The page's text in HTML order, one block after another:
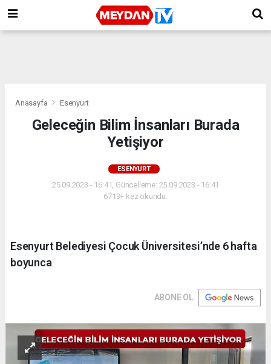
Anasayfa Esenyurt
Geleceğin Bilim İnsanları Burada
Yetişiyor
ESENYURT
25.09.2023 - 16:41, Güncelleme: 25.09.2023 - 16:41
6713+ kez okundu.
Esenyurt Belediyesi Çocuk Üniversitesi’nde 6 hafta
boyunca
ABONE OL